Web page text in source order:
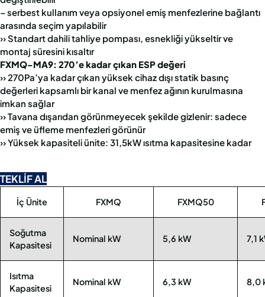
– serbest kullanım veya opsiyonel emiş menfezlerine bağlantı
arasında seçim yapılabilir
›› Standart dahili tahliye pompası, esnekliği yükseltir ve
montaj süresini kısaltır
FXMQ-MA9: 270’e kadar çıkan ESP değeri
›› 270Pa’ya kadar çıkan yüksek cihaz dışı statik basınç
değerleri kapsamlı bir kanal ve menfez ağının kurulmasına
imkan sağlar
›› Tavana dışarıdan görünmeyecek şekilde gizlenir: sadece
emiş ve üfleme menfezleri görünür
›› Yüksek kapasiteli ünite: 31,5kW ısıtma kapasitesine kadar
TEKLİF AL
İç Ünite FXMQ FXMQ50
Soğutma
Kapasitesi
Nominal kW 5,6 kW 7,1
Isıtma
Kapasitesi
Nominal kW 6,3 kW 8,0